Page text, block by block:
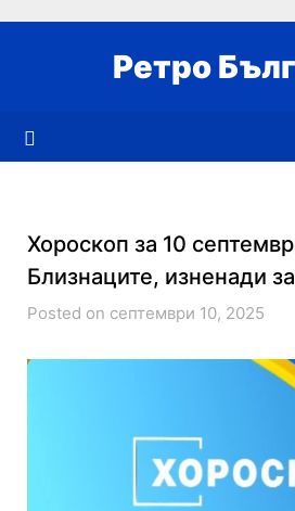
Ретро
Хороскоп за 10
Близнаците, изненади
Posted on септември 10, 2025